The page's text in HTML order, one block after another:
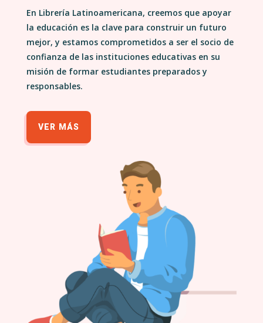
En Librería Latinoamericana, creemos que apoyar
la educación es la clave para construir un futuro
mejor, y estamos comprometidos a ser el socio de
confianza de las instituciones educativas en su
misión de formar estudiantes preparados y
responsables.
VER MÁS